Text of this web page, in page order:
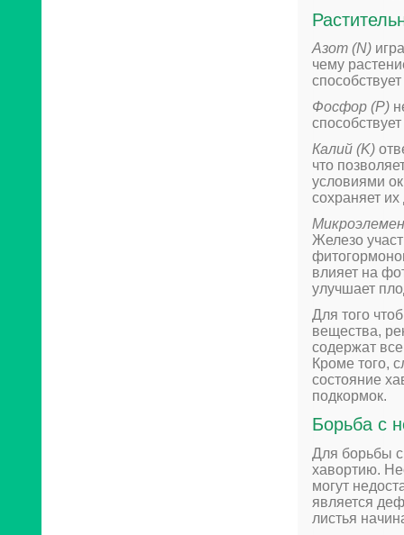
Азот (N)
чему
Фосфор (P)
Калий (K)
что
условиями
сохраняет
Железо
влияет на
улучшает
Для того
вещества,
содержат
Кроме того,
состояние
подкормок.
Борьба с
Для борьбы с
хавортию.
могут
является
листья